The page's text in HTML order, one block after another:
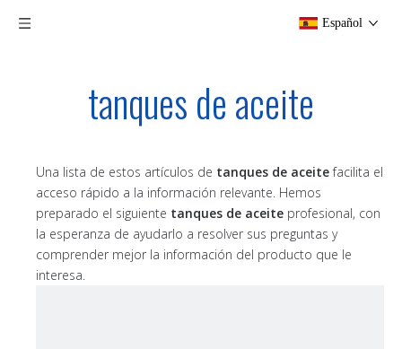
Español
tanques de aceite
Una lista de estos artículos de tanques de aceitefacilita el
acceso rápido a la información relevante. Hemos
preparado el siguiente tanques de aceite profesional, con
la esperanza de ayudarlo a resolver sus preguntas y
comprender mejor la información del producto que le
interesa.